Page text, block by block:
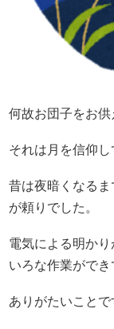
何故お団子をお
それは月を信仰し
昔は夜暗くなる
が頼りでした。
電気による明か
いろな作業ができ
ありがたいことで